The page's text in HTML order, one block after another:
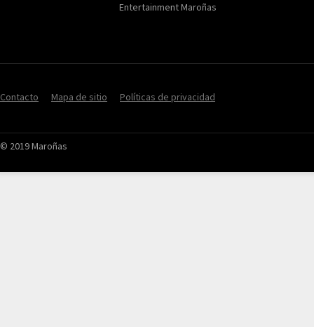
Entertainment Maroñas
Contacto Mapa de sitio Políticas de privacidad
© 2019 Maroñas